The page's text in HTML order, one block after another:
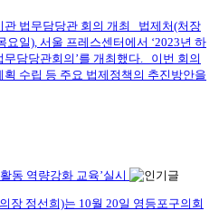
관 법무담당관 회의 개최 법제처(처장
요일), 서울 프레스센터에서 ‘2023년 하
무담당관회의’를 개최했다. 이번 회의
수립 등 주요 법제정책의 추진방안을
동 역량강화 교육’실시
장 정선희)는 10월 20일 영등포구의회